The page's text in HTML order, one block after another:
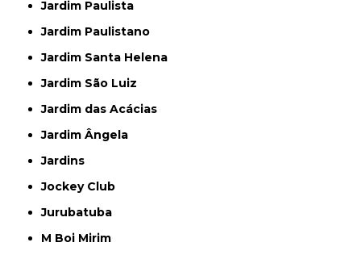
Jardim Paulista
Jardim Paulistano
Jardim Santa Helena
Jardim São Luiz
Jardim das Acácias
Jardim Ângela
Jardins
Jockey Club
Jurubatuba
M Boi Mirim